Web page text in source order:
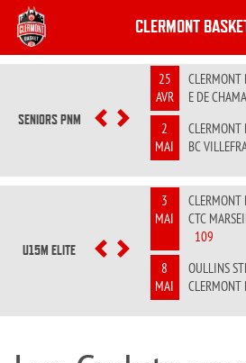
CLERMONT
SENIORS PNM PREVIOUS
NEXT
25
AVR
CLERMONT
E DE
2
MAI
CLERMONT
BC
U15M ELITE PREVIOUS
NEXT
3
MAI
CLERMONT
CTC
109
8
MAI
OULLINS
CLERMONT